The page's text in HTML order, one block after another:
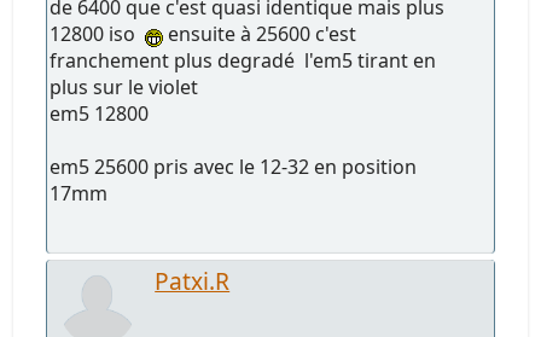
de 6400 que c'est quasi identique mais plus
12800 iso
ensuite à 25600 c'est
franchement plus degradé l'em5 tirant en
plus sur le violet
em5 12800
em5 25600 pris avec le 12-32 en position
17mm
Patxi.R